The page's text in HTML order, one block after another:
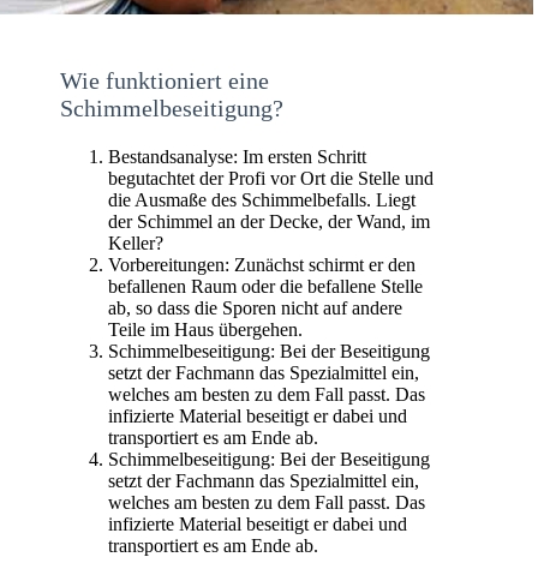
Wie funktioniert eine
Schimmelbeseitigung?
Bestandsanalyse: Im ersten Schritt
begutachtet der Profi vor Ort die Stelle und
die Ausmaße des Schimmelbefalls. Liegt
der Schimmel an der Decke, der Wand, im
Keller?
Vorbereitungen: Zunächst schirmt er den
befallenen Raum oder die befallene Stelle
ab, so dass die Sporen nicht auf andere
Teile im Haus übergehen.
Schimmelbeseitigung: Bei der Beseitigung
setzt der Fachmann das Spezialmittel ein,
welches am besten zu dem Fall passt. Das
infizierte Material beseitigt er dabei und
transportiert es am Ende ab.
Schimmelbeseitigung: Bei der Beseitigung
setzt der Fachmann das Spezialmittel ein,
welches am besten zu dem Fall passt. Das
infizierte Material beseitigt er dabei und
transportiert es am Ende ab.